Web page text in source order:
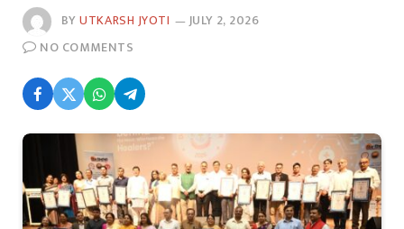
BYUTKARSH JYOTI
JULY 2, 2026
NO COMMENTS